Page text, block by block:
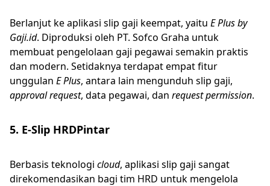
Berlanjut ke aplikasi slip gaji keempat, yaitu E Plus by
Gaji.id. Diproduksi oleh PT. Sofco Graha untuk
membuat pengelolaan gaji pegawai semakin praktis
dan modern. Setidaknya terdapat empat fitur
unggulan E Plus, antara lain mengunduh slip gaji,
approval request, data pegawai, dan request permission.
5. E-Slip HRDPintar
Berbasis teknologi cloud, aplikasi slip gaji sangat
direkomendasikan bagi tim HRD untuk mengelola